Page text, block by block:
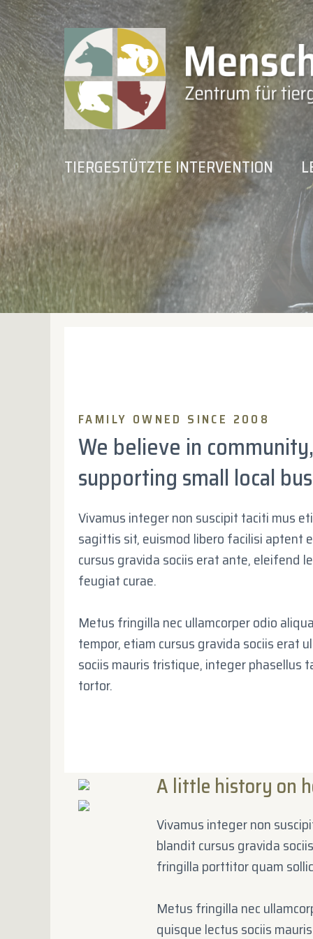
Zum
Inhalt
springen
TIERGESTÜTZTE INTERVENTION
FAMILY OWNED SINCE 2008
We believe in
supporting small local
Vivamus integer non suscipit taciti mus
sagittis sit, euismod libero facilisi aptent
cursus gravida sociis erat ante, eleifend
feugiat curae.
Metus fringilla nec ullamcorper odio
tempor, etiam cursus gravida sociis erat
sociis mauris tristique, integer phasellus
tortor.
A little history on
Vivamus integer non
blandit cursus gravida
fringilla porttitor quam
Metus fringilla nec
quisque lectus sociis